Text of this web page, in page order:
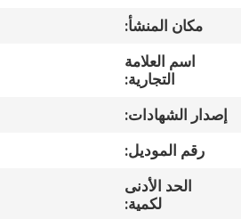
عرض
الافتراضي
معلومات
مكان المنشأ:
اسم العلامة
التجارية:
إصدار الشهادات:
رقم الموديل:
الحد الأدنى
لكمية: